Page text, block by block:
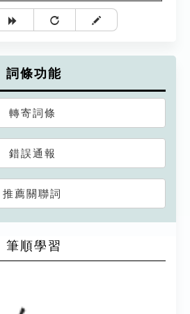
詞條功能
轉寄詞條
錯誤通報
推薦關聯詞
筆順學習